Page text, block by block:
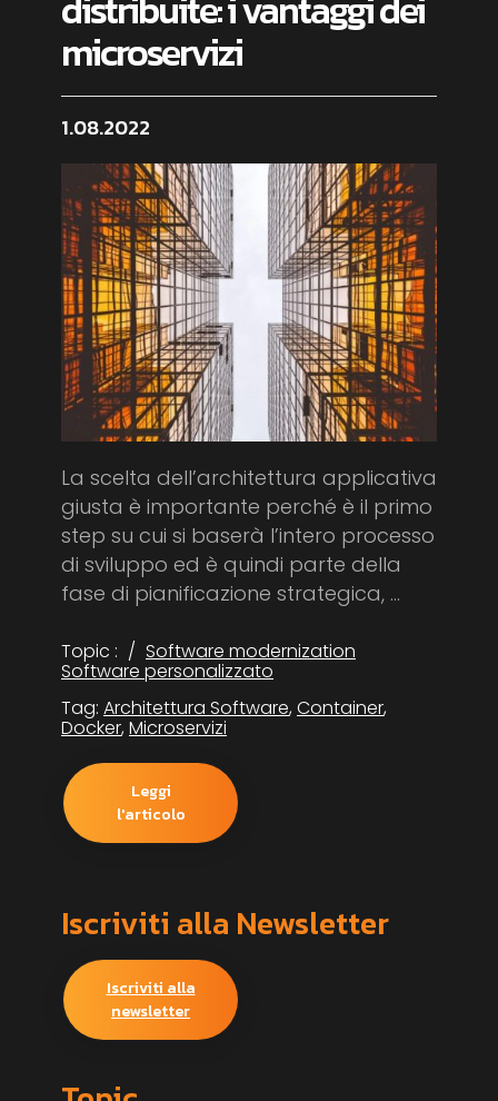
microservizi
1.08.2022
La scelta dell’architettura applicativa
giusta è importante perché è il primo
step su cui si baserà l’intero processo
di sviluppo ed è quindi parte della
fase di pianificazione strategica, ...
Topic : Software modernization
Software personalizzato
Tag: Architettura Software, Container,
Docker, Microservizi
Leggi
l'articolo
Iscriviti alla Newsletter
Iscriviti alla
newsletter